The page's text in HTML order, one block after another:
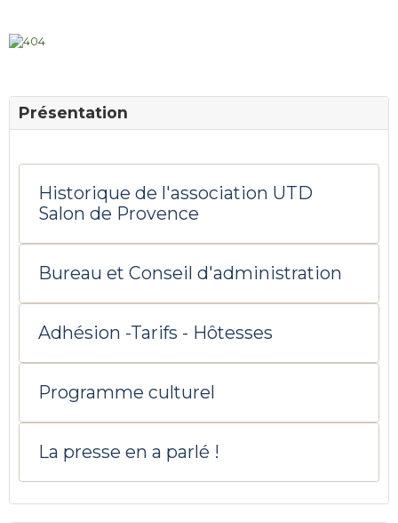
Présentation
Historique de l'association UTD
Salon de Provence
Bureau et Conseil d'administration
Adhésion -Tarifs - Hôtesses
Programme culturel
La presse en a parlé !